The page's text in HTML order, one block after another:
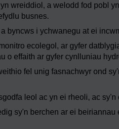
wreiddiol, a welodd fod pobl
busnes.
byncws i ychwanegu at ei
ecolegol, ar gyfer
o effaith ar gyfer cynlluniau
fel unig fasnachwyr ond
leol ac yn ei rheoli, ac sy'n
sy'n berchen ar ei beiriannau